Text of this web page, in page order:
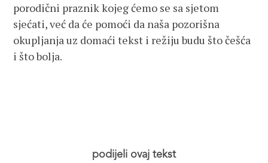
porodični praznik kojeg ćemo se sa sjetom
sjećati, već da će pomoći da naša pozorišna
okupljanja uz domaći tekst i režiju budu što češća
i što bolja.
podijeli ovaj tekst